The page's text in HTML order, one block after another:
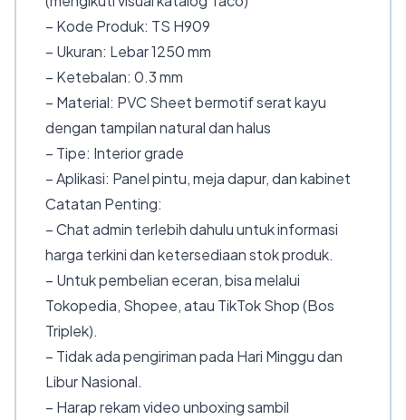
– Kode Produk: TS H909
– Ukuran: Lebar 1250 mm
– Ketebalan: 0.3 mm
– Material: PVC Sheet bermotif serat kayu
dengan tampilan natural dan halus
– Tipe: Interior grade
– Aplikasi: Panel pintu, meja dapur, dan kabinet
Catatan Penting:
– Chat admin terlebih dahulu untuk informasi
harga terkini dan ketersediaan stok produk.
– Untuk pembelian eceran, bisa melalui
Tokopedia, Shopee, atau TikTok Shop (Bos
Triplek).
– Tidak ada pengiriman pada Hari Minggu dan
Libur Nasional.
– Harap rekam video unboxing sambil